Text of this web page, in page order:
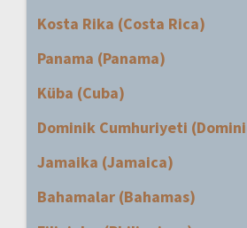
Kosta Rika (Costa Rica)
Panama (Panama)
Küba (Cuba)
Dominik Cumhuriyeti
Jamaika (Jamaica)
Bahamalar (Bahamas)